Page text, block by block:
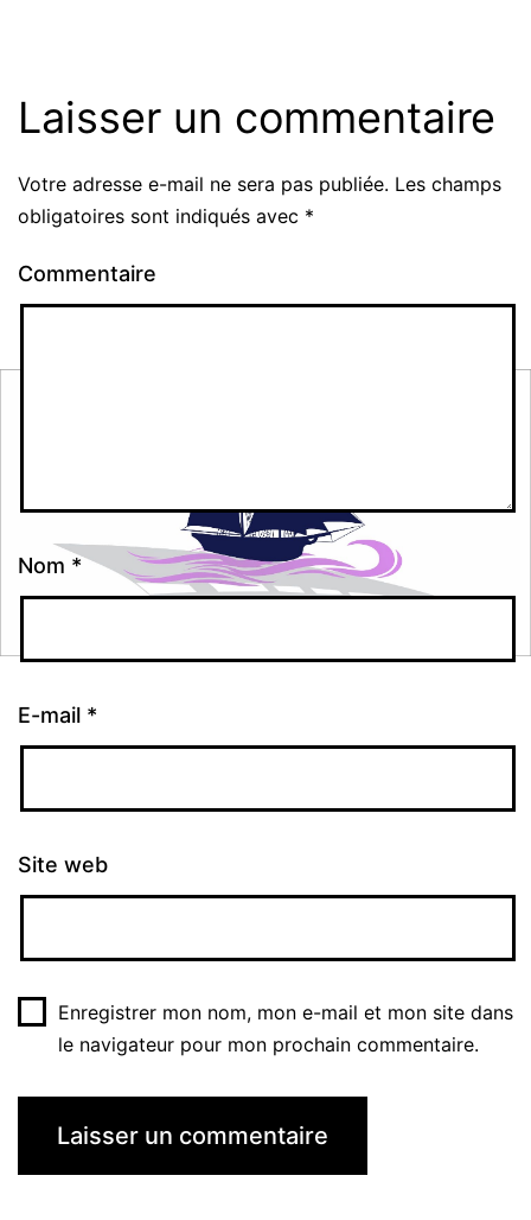
Laisser un commentaire
Votre adresse e-mail ne sera pas publiée. Les champs
obligatoires sont indiqués avec *
Commentaire
Nom *
E-mail *
Site web
Enregistrer mon nom, mon e-mail et mon site dans
le navigateur pour mon prochain commentaire.